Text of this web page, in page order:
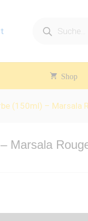
search
Shop
(150ml) – Marsala
Marsala